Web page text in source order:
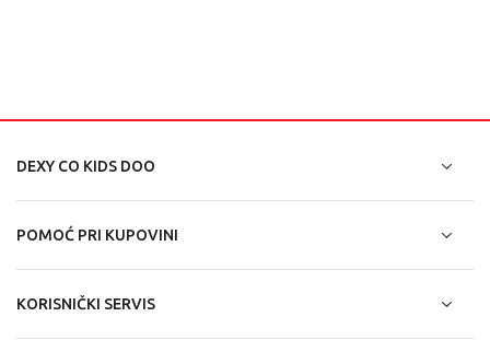
DEXY CO KIDS DOO
POMOĆ PRI KUPOVINI
KORISNIČKI SERVIS